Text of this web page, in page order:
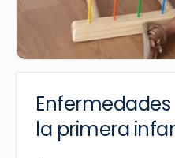
la primera